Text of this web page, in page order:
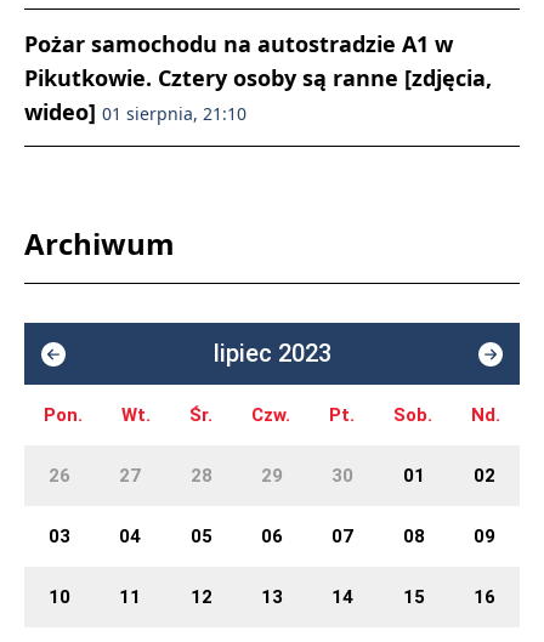
Pożar samochodu na autostradzie A1 w
Pikutkowie. Cztery osoby są ranne [zdjęcia,
wideo] 01 sierpnia, 21:10
Archiwum
lipiec 2023
Pon. Wt. Śr. Czw. Pt. Sob. Nd.
26 27 28 29 30 01 02
03 04 05 06 07 08 09
10 11 12 13 14 15 16